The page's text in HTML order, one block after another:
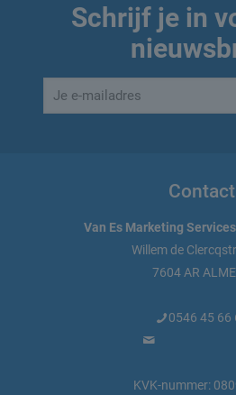
Schrijf je in
Contact
Van Es Marketing
Willem de
7604 AR
0546 45 66
KVK-nummer: